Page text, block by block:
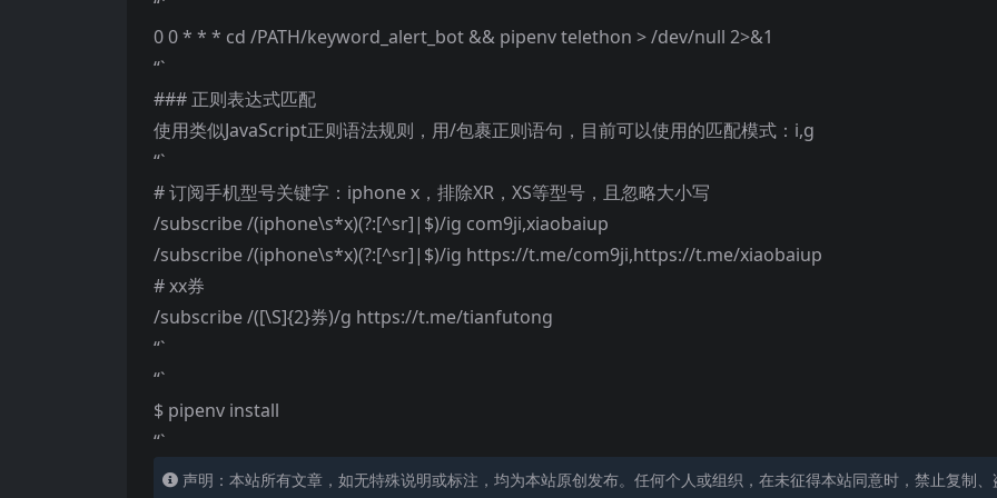
“`
0 0 * * * cd /PATH/keyword_alert_bot && pipenv telethon > /dev/null 2>&1
“`
### 正则表达式匹配
使用类似JavaScript正则语法规则，用/包裹正则语句，目前可以使用的匹配模式：i,g
“`
# 订阅手机型号关键字：iphone x，排除XR，XS等型号，且忽略大小写
/subscribe /(iphone\s*x)(?:[^sr]|$)/ig com9ji,xiaobaiup
/subscribe /(iphone\s*x)(?:[^sr]|$)/ig https://t.me/com9ji,https://t.me/xiaobaiup
# xx券
/subscribe /([\S]{2}券)/g https://t.me/tianfutong
“`
“`
$ pipenv install
“`
声明：本站所有文章，如无特殊说明或标注，均为本站原创发布。任何个人或组织，在未征得本站同意时，禁止复制、